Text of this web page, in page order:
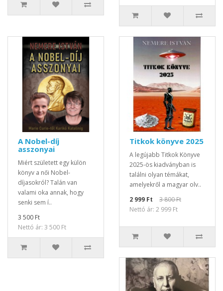
A Nobel-díj
asszonyai
Miért született egy külön
könyv a női Nobel-
díjasokról? Talán van
valami oka annak, hogy
senki sem í..
3 500 Ft
Nettó ár: 3 500 Ft
Titkok könyve 2025
A legújabb Titkok Könyve
2025-ös kiadványban is
találni olyan témákat,
amelyekről a magyar olv..
2 999 Ft
3 800 Ft
Nettó ár: 2 999 Ft